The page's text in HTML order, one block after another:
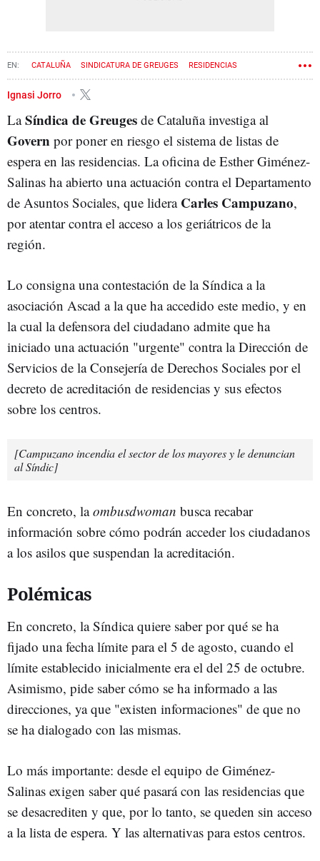
CATALUÑA SINDICATURA DE GREUGES RESIDENCIAS
CARLES CAMPUZANO
Ignasi Jorro
LaSíndica de Greuges de Cataluña investiga al
Govern por poner en riesgo el sistema de listas de
espera en las residencias. La oficina de Esther Giménez-
Salinas ha abierto una actuación contra el Departamento
de Asuntos Sociales, que lidera Carles Campuzano,
por atentar contra el acceso a los geriátricos de la
región.
Lo consigna una contestación de la Síndica a la
asociación Ascad a la que ha accedido este medio, y en
la cual la defensora del ciudadano admite que ha
iniciado una actuación "urgente" contra la Dirección de
Servicios de la Consejería de Derechos Sociales por el
decreto de acreditación de residencias y sus efectos
sobre los centros.
[Campuzano incendia el sector de los mayores y le denuncian
al Síndic]
En concreto, laombusdwoman busca recabar
información sobre cómo podrán acceder los ciudadanos
a los asilos que suspendan la acreditación.
Polémicas
En concreto, la Síndica quiere saber por qué se ha
fijado una fecha límite para el 5 de agosto, cuando el
límite establecido inicialmente era el del 25 de octubre.
Asimismo, pide saber cómo se ha informado a las
direcciones, ya que "existen informaciones" de que no
se ha dialogado con las mismas.
Lo más importante: desde el equipo de Giménez-
Salinas exigen saber qué pasará con las residencias que
se desacrediten y que, por lo tanto, se queden sin acceso
a la lista de espera. Y las alternativas para estos centros.